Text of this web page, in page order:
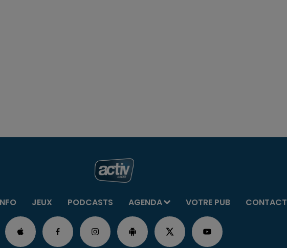
JEUX PODCASTS AGENDA VOTRE PUB CONTACT